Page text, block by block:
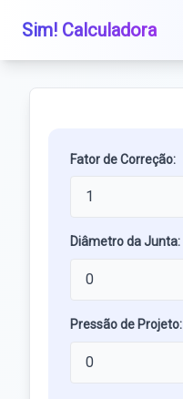
Sim! Calculadora
Fator de Correção:
Diâmetro da Junta:
Pressão de Projeto: